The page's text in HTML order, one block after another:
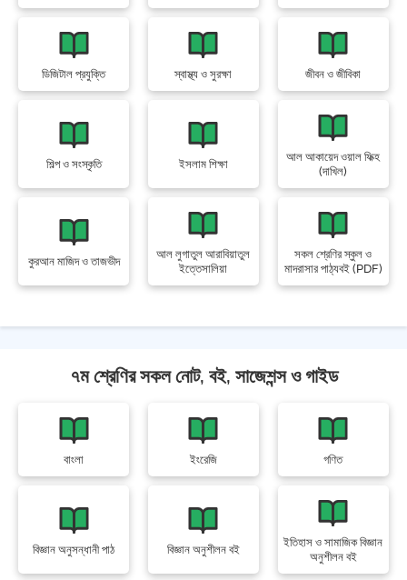
ডিজিটাল প্রযুক্তি স্বাস্থ্য ও সুরক্ষা জীবন ও জীবিকা
শিল্প ও সংস্কৃতি ইসলাম শিক্ষা
আল আকায়েদ ওয়াল ফিক্হ
(দাখিল)
কুরআন মাজিদ ও তাজভীদ
আল লুগাতুল আরাবিয়াতুল
ইত্তেসালিয়া
সকল শ্রেণির স্কুল ও
মাদরাসার পাঠ্যবই (PDF)
৭ম শ্রেণির সকল নোট, বই, সাজেশন্স ও গাইড
বাংলা ইংরেজি গণিত
বিজ্ঞান অনুসন্ধানী পাঠ বিজ্ঞান অনুশীলন বই
ইতিহাস ও সামাজিক বিজ্ঞান
অনুশীলন বই